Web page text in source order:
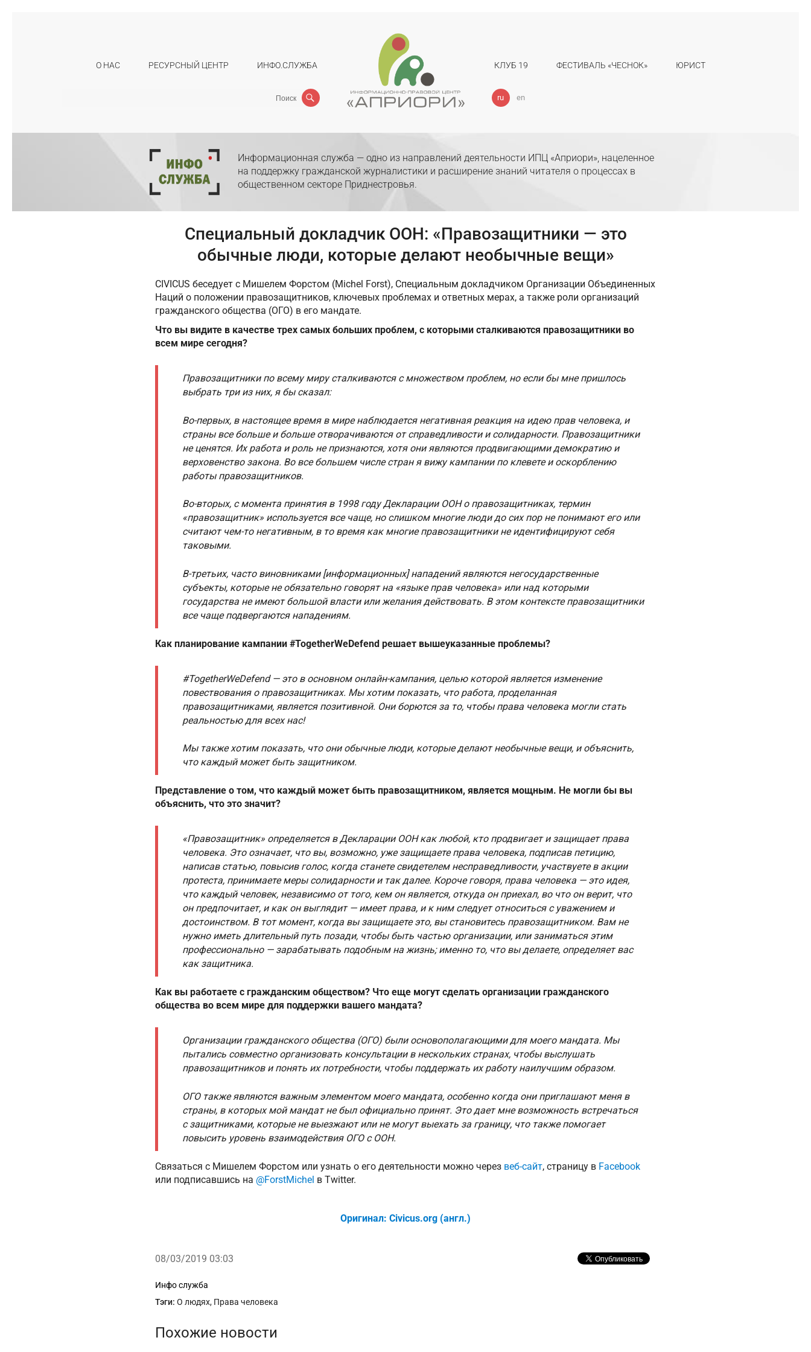
О НАС РЕСУРСНЫЙ ЦЕНТР ИНФО.СЛУЖБА
Поиск
КЛУБ 19 ФЕСТИВАЛЬ «ЧЕСНОК» ЮРИСТ
ru en
Информационная служба — одно из направлений деятельности ИПЦ «Априори», нацеленное
на поддержку гражданской журналистики и расширение знаний читателя о процессах в
общественном секторе Приднестровья.
Специальный докладчик ООН: «Правозащитники — это
обычные люди, которые делают необычные вещи»
CIVICUS беседует с Мишелем Форстом (Michel Forst), Специальным докладчиком Организации Объединенных
Наций о положении правозащитников, ключевых проблемах и ответных мерах, а также роли организаций
гражданского общества (ОГО) в его мандате.
Что вы видите в качестве трех самых больших проблем, с которыми сталкиваются правозащитники во
всем мире сегодня?
Правозащитники по всему миру сталкиваются с множеством проблем, но если бы мне пришлось
выбрать три из них, я бы сказал:
Во-первых, в настоящее время в мире наблюдается негативная реакция на идею прав человека, и
страны все больше и больше отворачиваются от справедливости и солидарности. Правозащитники
не ценятся. Их работа и роль не признаются, хотя они являются продвигающими демократию и
верховенство закона. Во все большем числе стран я вижу кампании по клевете и оскорблению
работы правозащитников.
Во-вторых, с момента принятия в 1998 году Декларации ООН о правозащитниках, термин
«правозащитник» используется все чаще, но слишком многие люди до сих пор не понимают его или
считают чем-то негативным, в то время как многие правозащитники не идентифицируют себя
таковыми.
В-третьих, часто виновниками [информационных] нападений являются негосударственные
субъекты, которые не обязательно говорят на «языке прав человека» или над которыми
государства не имеют большой власти или желания действовать. В этом контексте правозащитники
все чаще подвергаются нападениям.
Как планирование кампании #TogetherWeDefend решает вышеуказанные проблемы?
#TogetherWeDefend — это в основном онлайн-кампания, целью которой является изменение
повествования о правозащитниках. Мы хотим показать, что работа, проделанная
правозащитниками, является позитивной. Они борются за то, чтобы права человека могли стать
реальностью для всех нас!
Мы также хотим показать, что они обычные люди, которые делают необычные вещи, и объяснить,
что каждый может быть защитником.
Представление о том, что каждый может быть правозащитником, является мощным. Не могли бы вы
объяснить, что это значит?
«Правозащитник» определяется в Декларации ООН как любой, кто продвигает и защищает права
человека. Это означает, что вы, возможно, уже защищаете права человека, подписав петицию,
написав статью, повысив голос, когда станете свидетелем несправедливости, участвуете в акции
протеста, принимаете меры солидарности и так далее. Короче говоря, права человека — это идея,
что каждый человек, независимо от того, кем он является, откуда он приехал, во что он верит, что
он предпочитает, и как он выглядит — имеет права, и к ним следует относиться с уважением и
достоинством. В тот момент, когда вы защищаете это, вы становитесь правозащитником. Вам не
нужно иметь длительный путь позади, чтобы быть частью организации, или заниматься этим
профессионально — зарабатывать подобным на жизнь; именно то, что вы делаете, определяет вас
как защитника.
Как вы работаете с гражданским обществом? Что еще могут сделать организации гражданского
общества во всем мире для поддержки вашего мандата?
Организации гражданского общества (ОГО) были основополагающими для моего мандата. Мы
пытались совместно организовать консультации в нескольких странах, чтобы выслушать
правозащитников и понять их потребности, чтобы поддержать их работу наилучшим образом.
ОГО также являются важным элементом моего мандата, особенно когда они приглашают меня в
страны, в которых мой мандат не был официально принят. Это дает мне возможность встречаться
с защитниками, которые не выезжают или не могут выехать за границу, что также помогает
повысить уровень взаимодействия ОГО с ООН.
Связаться с Мишелем Форстом или узнать о его деятельности можно через веб-сайт, страницу в Facebook
или подписавшись на @ForstMichel в Twitter.
Оригинал: Civicus.org (англ.)
08/03/2019 03:03
Рубрики
Инфо служба
Тэги: О людях, Права человека
Похожие новости